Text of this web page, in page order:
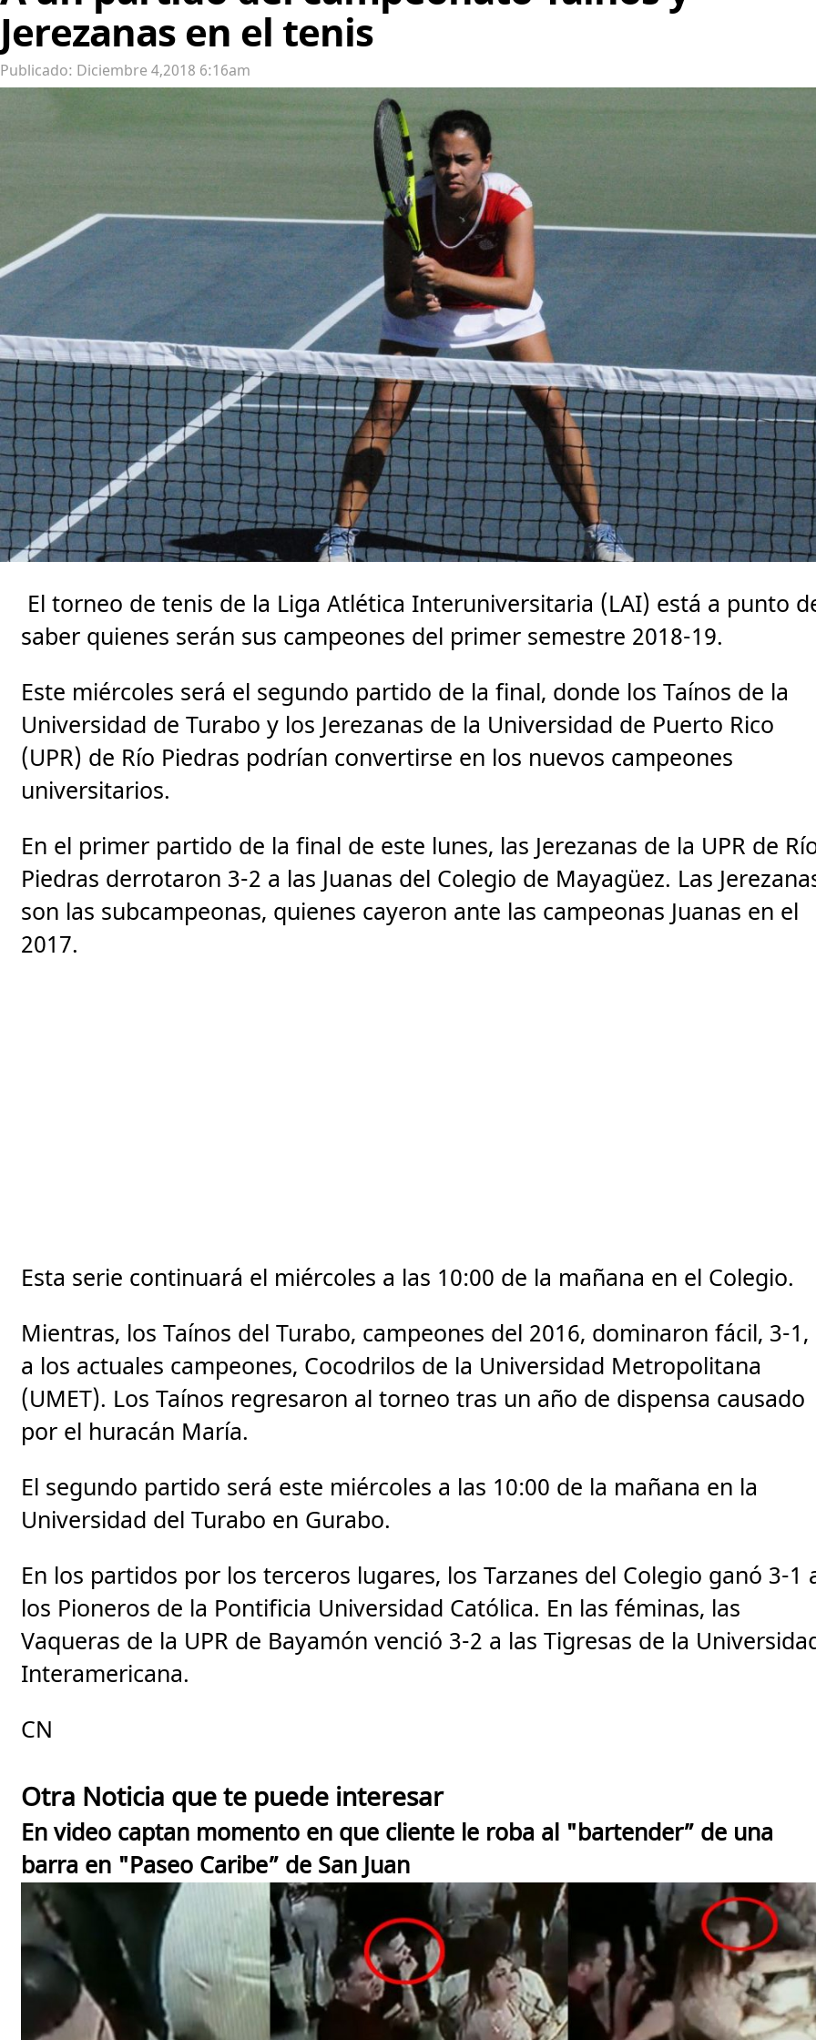
Jerezanas en el tenis
Publicado: Diciembre 4,2018 6:16am
El torneo de tenis de la Liga Atlética Interuniversitaria (LAI) está a punto
saber quienes serán sus campeones del primer semestre 2018-19.
Este miércoles será el segundo partido de la final, donde los Taínos de la
Universidad de Turabo y los Jerezanas de la Universidad de Puerto Rico
(UPR) de Río Piedras podrían convertirse en los nuevos campeones
universitarios.
En el primer partido de la final de este lunes, las Jerezanas de la UPR de
Piedras derrotaron 3-2 a las Juanas del Colegio de Mayagüez. Las
son las subcampeonas, quienes cayeron ante las campeonas Juanas en el
2017.
Esta serie continuará el miércoles a las 10:00 de la mañana en el Colegio.
Mientras, los Taínos del Turabo, campeones del 2016, dominaron fácil, 3-1,
a los actuales campeones, Cocodrilos de la Universidad Metropolitana
(UMET). Los Taínos regresaron al torneo tras un año de dispensa causado
por el huracán María.
El segundo partido será este miércoles a las 10:00 de la mañana en la
Universidad del Turabo en Gurabo.
En los partidos por los terceros lugares, los Tarzanes del Colegio ganó 3-1
los Pioneros de la Pontificia Universidad Católica. En las féminas, las
Vaqueras de la UPR de Bayamón venció 3-2 a las Tigresas de la
Interamericana.
CN
Otra Noticia que te puede interesar
En video captan momento en que cliente le roba al "bartender” de una
barra en "Paseo Caribe” de San Juan